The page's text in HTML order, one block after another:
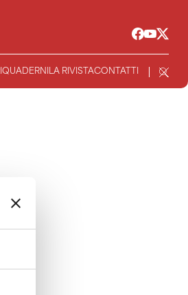
QUADERNI LA RIVISTACONTATTI